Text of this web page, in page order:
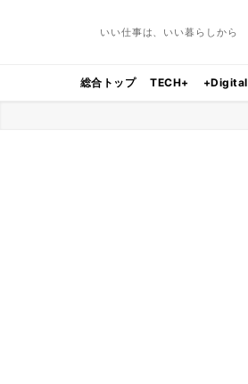
いい仕事は、いい暮らしから
総合トップ TECH+ +Digital